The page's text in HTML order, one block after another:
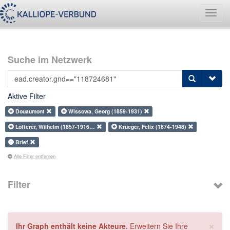
Suche im Netzwerk
Aktive Filter
Douaumont
Wissowa, Georg (1859-1931)
Lotterer, Wilhelm (1857-1916…
Krueger, Felix (1874-1948)
Brief
Alle Filter entfernen
Filter
×
Ihr Graph enthält keine Akteure. Erweitern Sie Ihre